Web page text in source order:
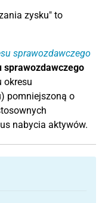
zysku" to
sprawozdawczego
sprawozdawczego
okresu
pomniejszoną o
nabycia aktywów.